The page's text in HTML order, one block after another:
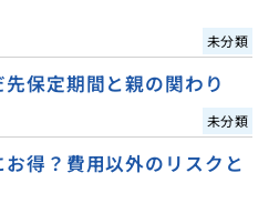
未分類
保定期間と親の関わり
未分類
得？費用以外のリスクと